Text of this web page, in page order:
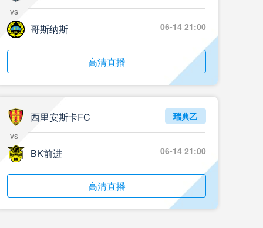
vs
哥斯纳斯 06-14 21:00
高清直播
西里安斯卡FC
vs
BK前进
瑞典乙
06-14 21:00
高清直播